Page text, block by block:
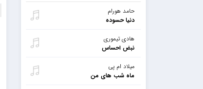
حامد هورام
دنیا حسوده
هادی تیموری
نبض احساس
میلاد ام پی
ماه شب های من